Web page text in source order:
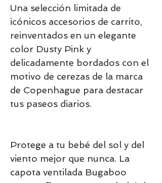
Una selección limitada de
icónicos accesorios de carrito,
reinventados en un elegante
color Dusty Pink y
delicadamente bordados con el
motivo de cerezas de la marca
de Copenhague para destacar
tus paseos diarios.
Protege a tu bebé del sol y del
viento mejor que nunca. La
capota ventilada Bugaboo